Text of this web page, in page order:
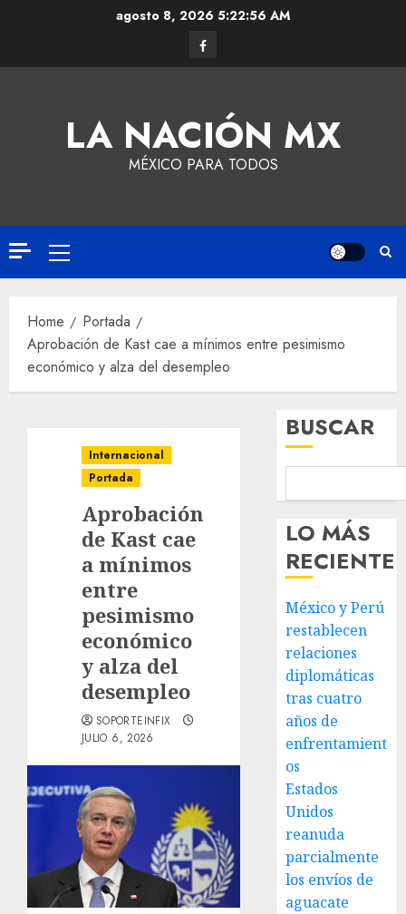
agosto 8, 20265:22:57 AM
LA NACIÓN MX
MÉXICO PARA TODOS
Home
Portada
Aprobación de Kast cae a mínimos entre pesimismo
económico y alza del desempleo
Internacional
Portada
Aprobación
de Kast cae
a mínimos
entre
pesimismo
económico
y alza del
desempleo
SOPORTEINFIX
JULIO 6, 2026
BUSCAR
LO MÁS
RECIENTE
México y Perú
restablecen
relaciones
diplomáticas
tras cuatro
años de
enfrentamient
os
Estados
Unidos
reanuda
parcialmente
los envíos de
aguacate